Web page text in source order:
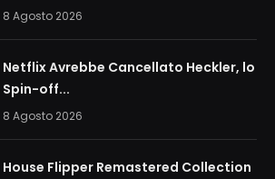
8 Agosto 2026
Netflix Avrebbe Cancellato Heckler, lo
Spin-off...
8 Agosto 2026
House Flipper Remastered Collection